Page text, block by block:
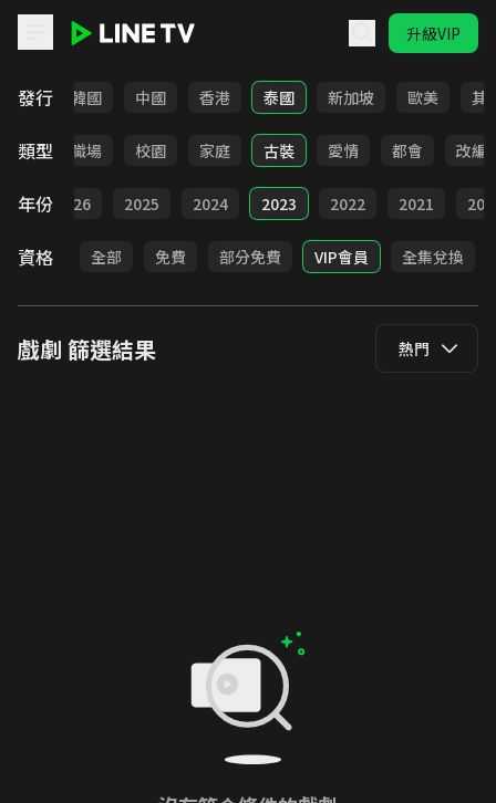
升級VIP
發行
日本 韓國 中國 香港 泰國 新加坡 歐美 其
類型
全部 職場 校園 家庭 古裝 愛情 都會 改編
年份
部 2026 2025 2024 2023 2022 2021
資格 全部 免費 部分免費 VIP會員 全集兌換
戲劇 篩選結果 熱門